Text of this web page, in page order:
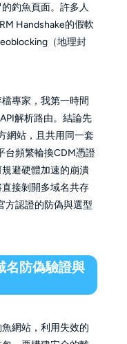
釣魚頁面。許多人
Handshake的假軟
（地理封
專家，我第一時間
解析路由。結論先
網站，且共用同一套
台頻繁輪換CDM憑證
避硬體加速的崩潰
接剝開多域名共存
方認證的防偽與選型
名防偽驗證與
網站，利用失效的